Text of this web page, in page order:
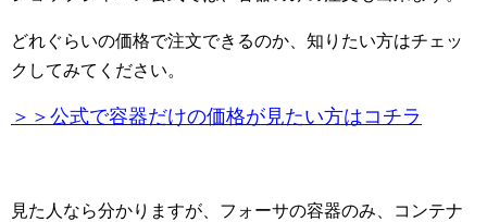
どれぐらいの価格で注文できるのか、知りたい方はチェッ
クしてみてください。
＞＞公式で容器だけの価格が見たい方はコチラ
見た人なら分かりますが、フォーサの容器のみ、コンテナ